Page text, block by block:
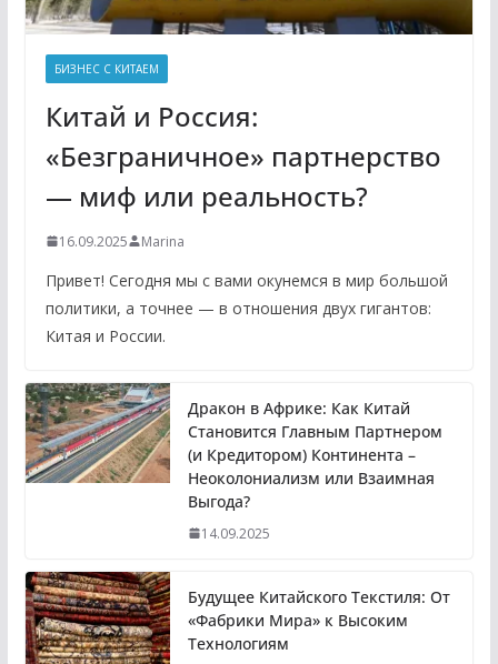
БИЗНЕС С КИТАЕМ
Китай и Россия:
«Безграничное» партнерство
— миф или реальность?
16.09.2025 Marina
Привет! Сегодня мы с вами окунемся в мир большой
политики, а точнее — в отношения двух гигантов:
Китая и России.
Дракон в Африке: Как Китай
Становится Главным Партнером
(и Кредитором) Континента –
Неоколониализм или Взаимная
Выгода?
14.09.2025
Будущее Китайского Текстиля: От
«Фабрики Мира» к Высоким
Технологиям